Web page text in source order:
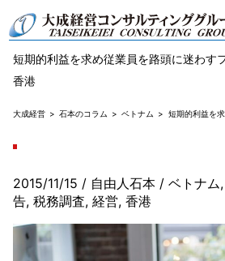
短期的利益を求め従業員を路頭に迷わす
香港
大成経営 石本のコラム ベトナム 短期的利益を
2015/11/15 / 自由人石本 / ベトナム,
告, 税務調査, 経営, 香港